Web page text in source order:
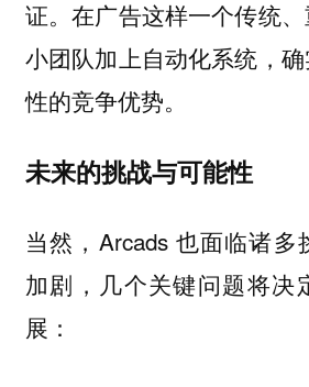
证。在广告这样一个传统、
小团队加上自动化系统，
性的竞争优势。
未来的挑战与可能性
当然，Arcads 也面临诸
加剧，几个关键问题将决
展：